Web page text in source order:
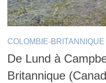
COLOMBIE-
De Lund à
Britannique